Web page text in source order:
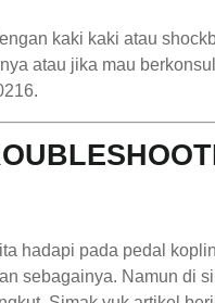
kaki kaki atau
atau jika mau
hadapi pada pedal
sebagainya. Namun di